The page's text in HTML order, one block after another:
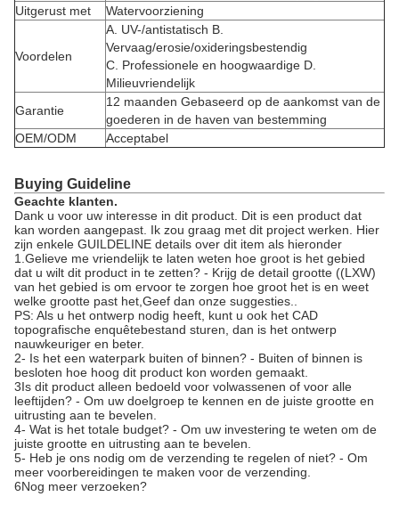
Uitgerust met
Watervoorziening
Voordelen
A. UV-/antistatisch B.
Vervaag/erosie/oxideringsbestendig
C. Professionele en hoogwaardige D.
Milieuvriendelijk
Garantie
12 maanden Gebaseerd op de aankomst van de
goederen in de haven van bestemming
OEM/ODM
Acceptabel
Buying Guideline
Geachte klanten.
Dank u voor uw interesse in dit product. Dit is een product dat
kan worden aangepast. Ik zou graag met dit project werken. Hier
zijn enkele GUILDELINE details over dit item als hieronder
1.Gelieve me vriendelijk te laten weten hoe groot is het gebied
dat u wilt dit product in te zetten? - Krijg de detail grootte ((LXW)
van het gebied is om ervoor te zorgen hoe groot het is en weet
welke grootte past het,Geef dan onze suggesties..
PS: Als u het ontwerp nodig heeft, kunt u ook het CAD
topografische enquêtebestand sturen, dan is het ontwerp
nauwkeuriger en beter.
2- Is het een waterpark buiten of binnen? - Buiten of binnen is
besloten hoe hoog dit product kon worden gemaakt.
3Is dit product alleen bedoeld voor volwassenen of voor alle
leeftijden? - Om uw doelgroep te kennen en de juiste grootte en
uitrusting aan te bevelen.
4- Wat is het totale budget? - Om uw investering te weten om de
juiste grootte en uitrusting aan te bevelen.
5- Heb je ons nodig om de verzending te regelen of niet? - Om
meer voorbereidingen te maken voor de verzending.
6Nog meer verzoeken?